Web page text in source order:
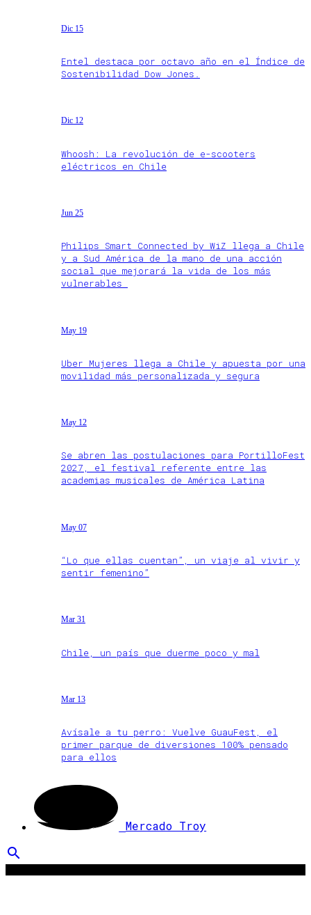
Dic 15
Entel destaca por octavo año en el Índice de
Sostenibilidad Dow Jones.
Dic 12
Whoosh: La revolución de e-scooters
eléctricos en Chile
Jun 25
Philips Smart Connected by WiZ llega a Chile
y a Sud América de la mano de una acción
social que mejorará la vida de los más
vulnerables
May 19
Uber Mujeres llega a Chile y apuesta por una
movilidad más personalizada y segura
May 12
Se abren las postulaciones para PortilloFest
2027, el festival referente entre las
academias musicales de América Latina
May 07
“Lo que ellas cuentan”, un viaje al vivir y
sentir femenino”
Mar 31
Chile, un país que duerme poco y mal
Mar 13
Avísale a tu perro: Vuelve GuauFest, el
primer parque de diversiones 100% pensado
para ellos
Mercado Troy
search